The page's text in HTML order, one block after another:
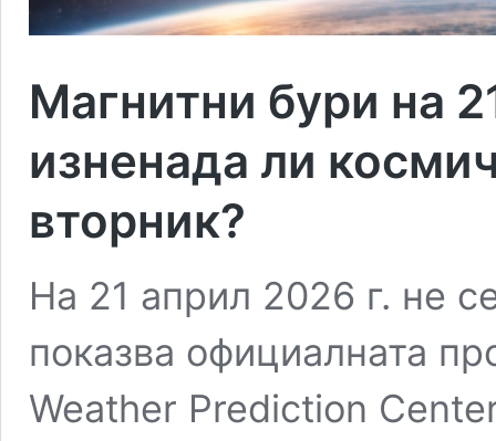
Магнитни бури на
изненада ли
вторник?
На 21 април 2026 г. не
показва официалната
Weather Prediction